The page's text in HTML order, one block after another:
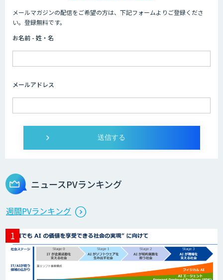
メールマガジンの配信をご希望の方は、下記フォームよりご登録くださ
い。登録無料です。
お名前 - 姓・名
メールアドレス
ニュースPVランキング
週間PVランキング